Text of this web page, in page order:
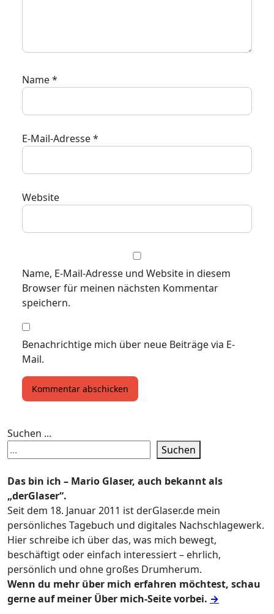
Name*
E-Mail-Adresse*
Website
Name, E-Mail-Adresse und Website in diesem
Browser für meinen nächsten Kommentar
speichern.
Benachrichtige mich über neue Beiträge via E-
Mail.
Suchen ...
Suchen
Das bin ich – Mario Glaser, auch bekannt als
„derGlaser“.
Seit dem 18. Januar 2011 ist derGlaser.de mein
persönliches Tagebuch und digitales Nachschlagewerk.
Hier schreibe ich über das, was mich bewegt,
beschäftigt oder einfach interessiert – ehrlich,
persönlich und ohne großes Drumherum.
Wenn du mehr über mich erfahren möchtest, schau
gerne auf meiner Über mich-Seite vorbei. →